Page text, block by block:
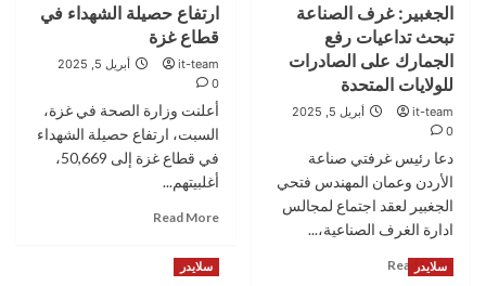
ارتفاع
كميات
الإنتاج
الصناعي
الأولين
2025
حصيلة
الشهداء
قطاع
إلى
50886
الجغبير: غرف الصناعة
تبحث تداعيات رفع
الجمارك على الصادرات
للولايات المتحدة
it-team
أبريل 5, 2025
0
دعا رئيس غرفتي صناعة
الأردن وعمان المهندس فتحي
الجغبير لعقد اجتماع لمجالس
ادارة الغرف الصناعية،...
Read More
ارتفاع حصيلة الشهداء في
قطاع غزة
it-team
أبريل 5, 2025
0
أعلنت وزارة الصحة في غزة،
السبت، ارتفاع حصيلة الشهداء
في قطاع غزة إلى 50,669،
أغلبيتهم...
Read More
سلايدر سلايدر